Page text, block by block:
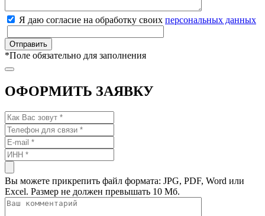
Я даю согласие на обработку своих персональных данных
*Поле обязательно для заполнения
ОФОРМИТЬ ЗАЯВКУ
Вы можете прикрепить файл формата: JPG, PDF, Word или
Excel. Размер не должен превышать 10 Мб.